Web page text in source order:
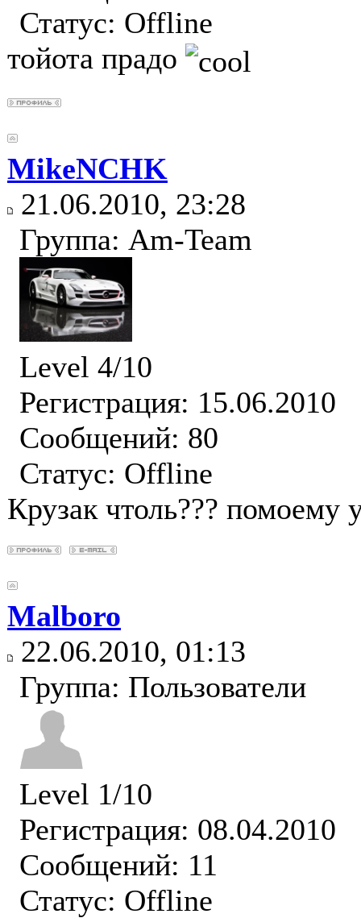
Статус: Offline
тойота прадо
MikeNCHK
21.06.2010, 23:28
Группа: Am-Team
Level 4/10
Регистрация: 15.06.2010
Сообщений: 80
Статус: Offline
Крузак чтоль??? помоему
Malboro
22.06.2010, 01:13
Группа: Пользователи
Level 1/10
Регистрация: 08.04.2010
Сообщений: 11
Статус: Offline